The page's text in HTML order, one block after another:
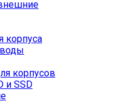
корпуса
корпусов
и SSD